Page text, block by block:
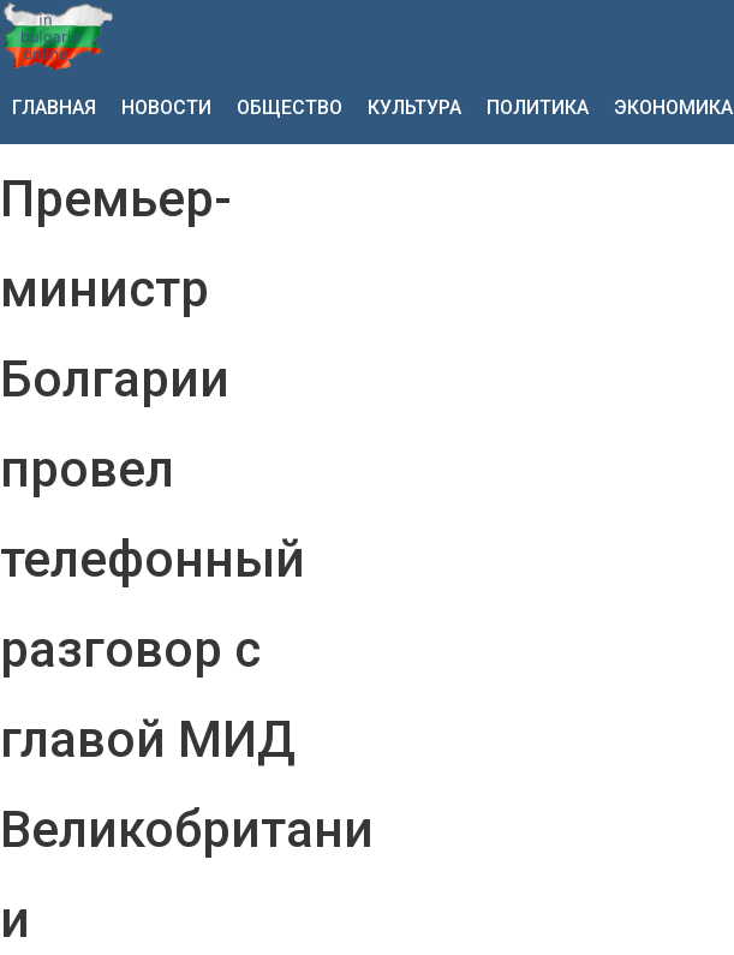
ГЛАВНАЯ НОВОСТИ ОБЩЕСТВО КУЛЬТУРА ПОЛИТИКА ЭКОНОМИКА
Премьер-
министр
Болгарии
провел
телефонный
разговор с
главой МИД
Великобритани
и